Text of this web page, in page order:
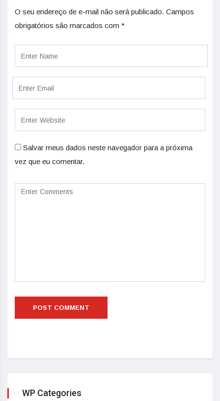
O seu endereço de e-mail não será publicado. Campos
obrigatórios são marcados com *
Salvar meus dados neste navegador para a próxima
vez que eu comentar.
WP Categories